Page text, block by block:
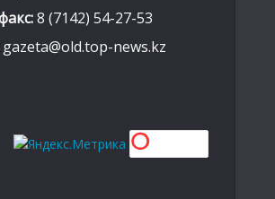
8 (7142) 54-27-53
gazeta@old.top-news.kz